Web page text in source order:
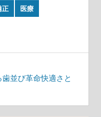
正 医療
並び革命快適さと